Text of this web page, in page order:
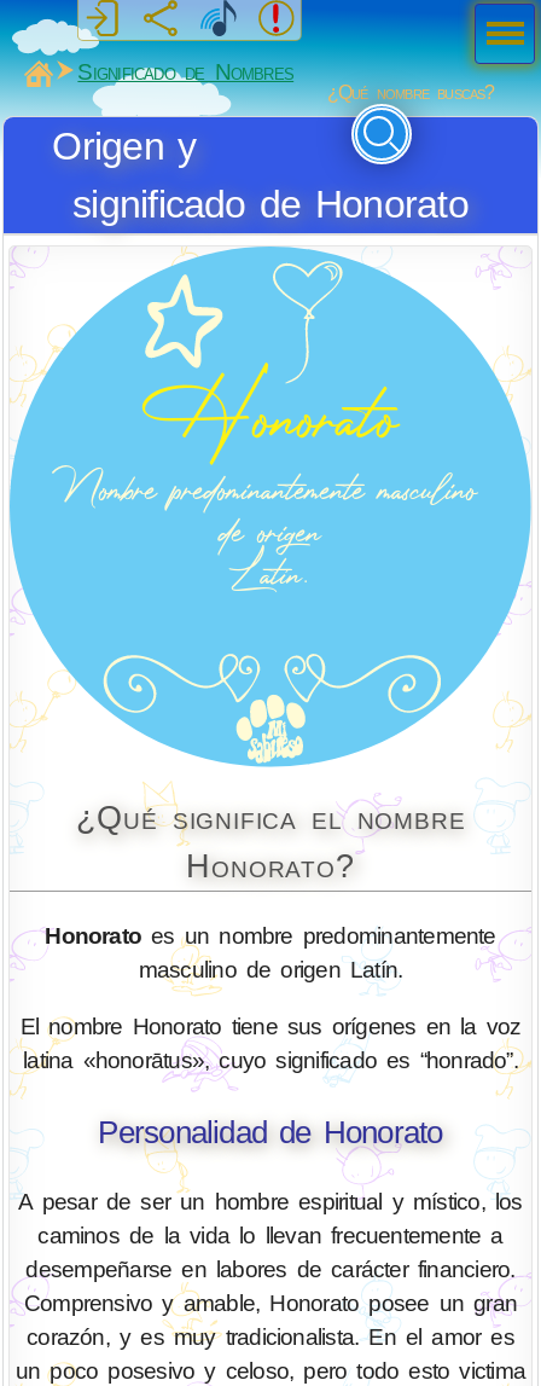
MiSabueso
Significado de Nombres
¿Qué nombre buscas?
Origen y
significado de Honorato
¿Qué significa el nombre
Honorato?
Honorato es un nombre predominantemente
masculino de origen Latín.
El nombre Honorato tiene sus orígenes en la voz
latina «honorātus», cuyo significado es “honrado”.
Personalidad de Honorato
A pesar de ser un hombre espiritual y místico, los
caminos de la vida lo llevan frecuentemente a
desempeñarse en labores de carácter financiero.
Comprensivo y amable, Honorato posee un gran
corazón, y es muy tradicionalista. En el amor es
un poco posesivo y celoso, pero todo esto victima
Men
ú